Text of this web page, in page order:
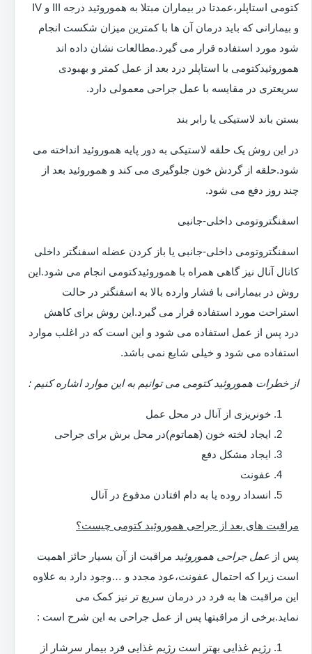
کتومی استاپلر،عمدتا در بیماران مبتلا به هموروئید درجه III و IV
و بیمارانی که باید درمان آن ها با کمترین میزان شکست انجام
شود مورد استفاده قرار می گیرد.مطالعات نشان داده اند
هموروئیدکتومی با استاپلر درد بعد از عمل کمتر و بهبودی
سریعتری در مقایسه با عمل جراحی معمولی دارد.
بستن باند لاستیکی یا رابر بند
در این روش یک حلقه لاستیکی به دور پایه هموروئید انداخته می
شود.حلقه از گردش خون جلوگیری می کند و هموروئید بعد از
چند روز دفع می شود.
اسفنگتروتومی داخلی-جانبی
اسفنگتروتومی داخلی-جانبی یا باز کردن عضله اسفنگتر داخلی
کانال آنال نیز گاهی همراه با هموروئیدکتومی انجام می شود.این
روش در بیمارانی با فشار وارده بالا به اسفنگتر در حالت
استراحت مورد استفاده قرار می گیرد.این روش برای کاهش
درد پس از عمل استفاده می شود و این است که در اغلب موارد
استفاده می شود و خیلی شایع نمی باشد.
از خطرات هموروئید کتومی می توانیم به این موارد اشاره کنیم :
خونریزی از آنال در محل عمل
ایجاد لخته خون (هماتوم)در محل برش برای جراحی
ایجاد مشکل دفع
عفونت
انسداد روده یا به دام افتادن مدفوع در آنال
مراقبت های بعد از جراحی هموروئید کتومی چیست؟
پس از عمل جراحی هموروئید مراقبت از آن بسیار حائز اهمیت
است زیرا که احتمال عفونت،عود مجدد و …وجود دارد به علاوه
این مراقبت ها به فرد در درمان سریع تر نیز کمک می
نماید.برخی از مراقبتها پس از عمل جراحی به این شرح است :
رژیم غذایی بهتر است رژیم غذایی فرد بیمار سرشار از